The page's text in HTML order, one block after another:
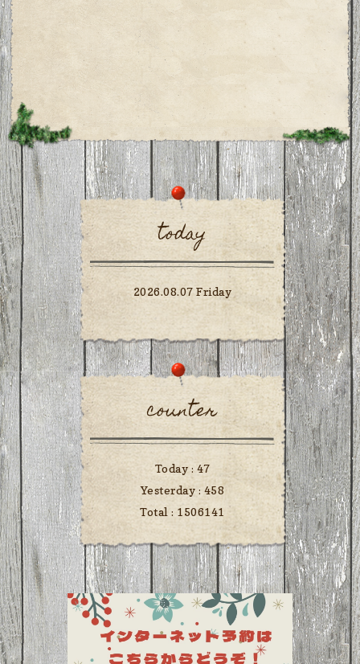
today
2026.08.07 Friday
counter
Today : 47
Yesterday : 458
Total : 1506141